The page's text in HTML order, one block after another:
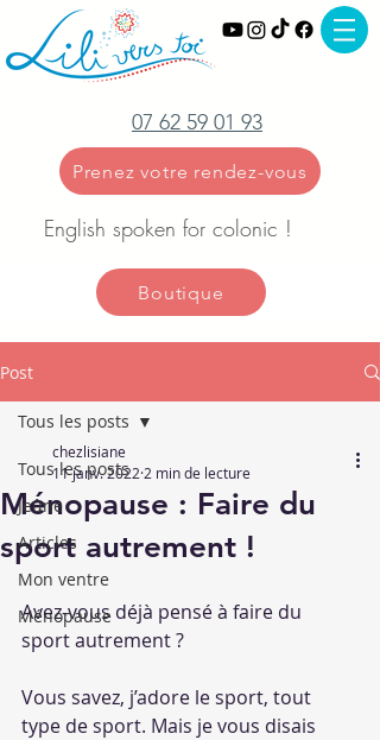
07 62 59 01 93
Prenez votre rendez-vous
English spoken for colonic !
Boutique
Post
Tous les posts
Jeûne
Articles
Mon ventre
Ménopause
Tous les posts
Ménopause : Faire du
sport autrement !
chezlisiane
11 janv. 2022 2 min de lecture
Avez-vous déjà pensé à faire du
sport autrement ?
Vous savez, j’adore le sport, tout
type de sport. Mais je vous disais